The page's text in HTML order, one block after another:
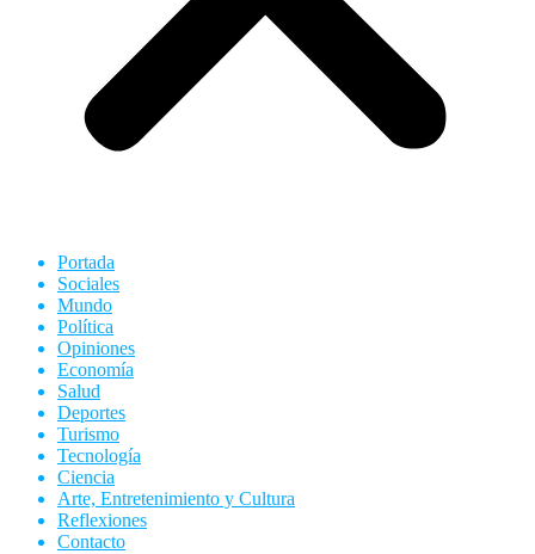
Portada
Sociales
Mundo
Política
Opiniones
Economía
Salud
Deportes
Turismo
Tecnología
Ciencia
Arte, Entretenimiento y Cultura
Reflexiones
Contacto